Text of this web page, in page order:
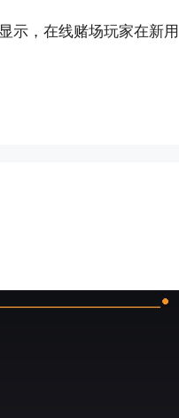
示，在线赌场玩家在新用